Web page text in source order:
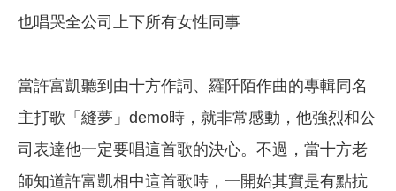
也唱哭全公司上下所有女性同事
當許富凱聽到由十方作詞、羅阡陌作曲的專輯同名
主打歌「縫夢」demo時，就非常感動，他強烈和公
司表達他一定要唱這首歌的決心。不過，當十方老
師知道許富凱相中這首歌時，一開始其實是有點抗